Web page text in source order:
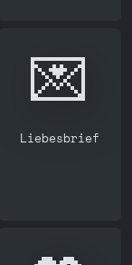
💌
Liebesbrief